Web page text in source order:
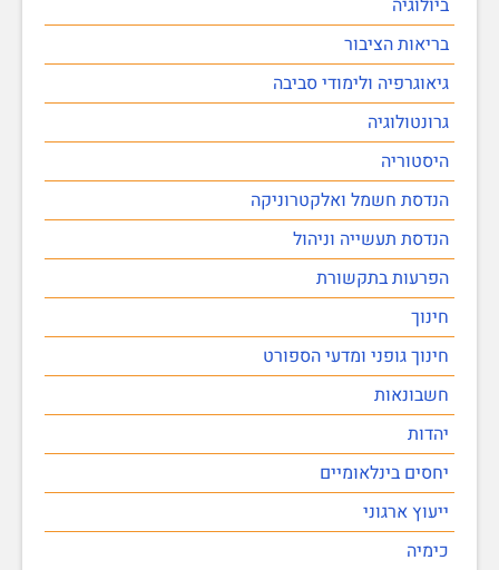
בריאות הציבור
גיאוגרפיה ולימודי סביבה
גרונטולוגיה
היסטוריה
הנדסת חשמל ואלקטרוניקה
הנדסת תעשייה וניהול
הפרעות בתקשורת
חינוך
חינוך גופני ומדעי הספורט
חשבונאות
יהדות
יחסים בינלאומיים
ייעוץ ארגוני
כימיה